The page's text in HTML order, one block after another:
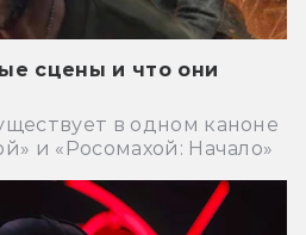
сцены и что они
в одном каноне
и «Росомахой: Начало»